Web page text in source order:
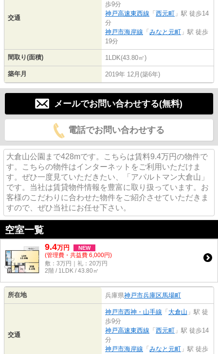
交通
歩9分
神戸高速東西線 「 西元町 」駅 徒歩14
分
神戸市海岸線 「 みなと元町 」駅 徒歩
19分
間取り(面積) 1LDK(43.80㎡)
築年月 2019年 12月(築6年)
メールでお問い合わせする(無料)
電話でお問い合わせする
大倉山公園まで428mです。こちらは賃料9.4万円の物件で
す。こちらの物件はインターネットをご利用いただけま
す。ぜひ一度見ていただきたい、「アパルトマン大倉山」
です。当社は賃貸物件情報を豊富に取り扱っています。お
客様のこだわりに合わせた物件をご紹介させていただきま
すので、ぜひ当社にお任せ下さい。
空室一覧
9.4万円 NEW
(管理費・共益費 6,000円)
敷：3万円｜礼：20万円
2階 / 1LDK / 43.80㎡
所在地 兵庫県神戸市兵庫区馬場町
交通
神戸市西神・山手線 「 大倉山 」駅 徒
歩9分
神戸高速東西線 「 西元町 」駅 徒歩14
分
神戸市海岸線 「 みなと元町 」駅 徒歩